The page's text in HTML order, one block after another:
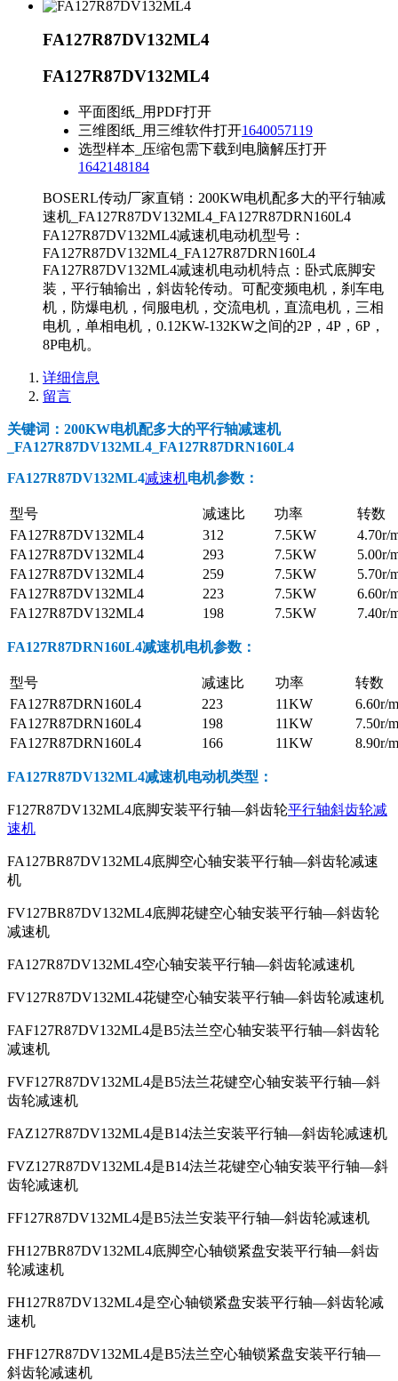
FA127R87DV132ML4
FA127R87DV132ML4
平面图纸_用PDF打开
三维图纸_用三维软件打开1640057119
选型样本_压缩包需下载到电脑解压打开
1642148184
BOSERL传动厂家直销：200KW电机配多大的平行轴减
速机_FA127R87DV132ML4_FA127R87DRN160L4
FA127R87DV132ML4减速机电动机型号：
FA127R87DV132ML4_FA127R87DRN160L4
FA127R87DV132ML4减速机电动机特点：卧式底脚安
装，平行轴输出，斜齿轮传动。可配变频电机，刹车电
机，防爆电机，伺服电机，交流电机，直流电机，三相
电机，单相电机，0.12KW-132KW之间的2P，4P，6P，
8P电机。
详细信息
留言
关键词：200KW电机配多大的平行轴减速机
_FA127R87DV132ML4_FA127R87DRN160L4
FA127R87DV132ML4减速机电机参数 ：
型号 减速比 功率
转数
FA127R87DV132ML4
312 7.5KW
4.70r/
FA127R87DV132ML4
293 7.5KW
5.00r/
FA127R87DV132ML4
259 7.5KW
5.70r/
FA127R87DV132ML4
223 7.5KW
6.60r/
FA127R87DV132ML4
198 7.5KW 7.40r/
FA127R87DRN160L4减速机电机参数 ：
型号 减速比 功率
转数
FA127R87DRN160L4
223 11KW
6.60r/
FA127R87DRN160L4
198 11KW
7.50r/
FA127R87DRN160L4
166 11KW 8.90r/
FA127R87DV132ML4减速机电动机类型：
F127R87DV132ML4底脚安装平行轴—斜齿轮平行轴斜齿轮减
速机
FA127BR87DV132ML4底脚空心轴安装平行轴—斜齿轮减速
机
FV127BR87DV132ML4底脚花键空心轴安装平行轴—斜齿轮
减速机
FA127R87DV132ML4空心轴安装平行轴—斜齿轮减速机
FV127R87DV132ML4花键空心轴安装平行轴—斜齿轮减速机
FAF127R87DV132ML4是B5法兰空心轴安装平行轴—斜齿轮
减速机
FVF127R87DV132ML4是B5法兰花键空心轴安装平行轴—斜
齿轮减速机
FAZ127R87DV132ML4是B14法兰安装平行轴—斜齿轮减速机
FVZ127R87DV132ML4是B14法兰花键空心轴安装平行轴—斜
齿轮减速机
FF127R87DV132ML4是B5法兰安装平行轴—斜齿轮减速机
FH127BR87DV132ML4底脚空心轴锁紧盘安装平行轴—斜齿
轮减速机
FH127R87DV132ML4是空心轴锁紧盘安装平行轴—斜齿轮减
速机
FHF127R87DV132ML4是B5法兰空心轴锁紧盘安装平行轴—
斜齿轮减速机